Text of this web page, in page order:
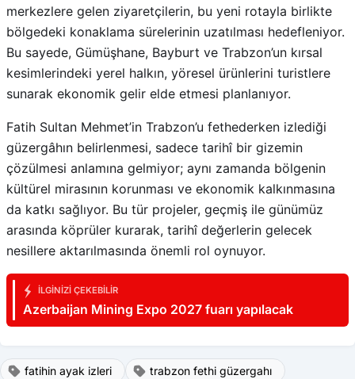
merkezlere gelen ziyaretçilerin, bu yeni rotayla birlikte
bölgedeki konaklama sürelerinin uzatılması hedefleniyor.
Bu sayede, Gümüşhane, Bayburt ve Trabzon’un kırsal
kesimlerindeki yerel halkın, yöresel ürünlerini turistlere
sunarak ekonomik gelir elde etmesi planlanıyor.
Fatih Sultan Mehmet’in Trabzon’u fethederken izlediği
güzergâhın belirlenmesi, sadece tarihî bir gizemin
çözülmesi anlamına gelmiyor; aynı zamanda bölgenin
kültürel mirasının korunması ve ekonomik kalkınmasına
da katkı sağlıyor. Bu tür projeler, geçmiş ile günümüz
arasında köprüler kurarak, tarihî değerlerin gelecek
nesillere aktarılmasında önemli rol oynuyor.
İLGINIZI ÇEKEBILIR
Azerbaijan Mining Expo 2027 fuarı yapılacak
fatihin ayak izleri trabzon fethi güzergahı